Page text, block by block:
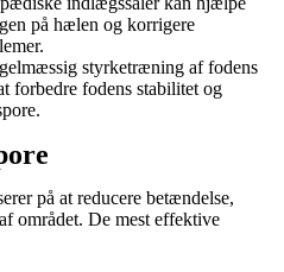
på hælen og korrigere
styrketræning af fodens
forbedre fodens stabilitet og
på at reducere betændelse,
området. De mest effektive